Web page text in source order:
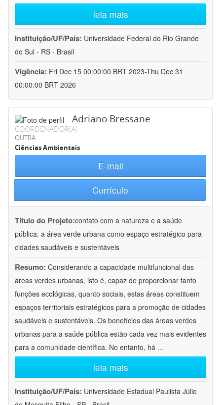
leia mais
Instituição/UF/País: Universidade Federal do Rio Grande
do Sul - RS - Brasil
Vigência: Fri Dec 15 00:00:00 BRT 2023-Thu Dec 31
00:00:00 BRT 2026
Adriano Bressane
COORDENADOR(A)
OUTRA
Ciências Ambientais
E-mail
Currículo
Título do Projeto:contato com a natureza e a saúde
pública: a área verde urbana como espaço estratégico para
cidades saudáveis e sustentáveis
Resumo: Considerando a capacidade multifuncional das
áreas verdes urbanas, isto é, capaz de proporcionar tanto
funções ecológicas, quanto sociais, estas áreas constituem
espaços territoriais estratégicos para a promoção de cidades
saudáveis e sustentáveis. Os benefícios das áreas verdes
urbanas para a saúde pública estão cada vez mais evidentes
para a comunidade científica. No entanto, há ...
leia mais
Instituição/UF/País: Universidade Estadual Paulista Júlio